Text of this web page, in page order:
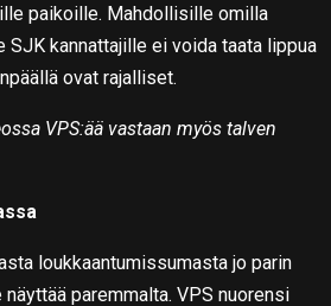
paikoille. Mahdollisille omilla
kannattajille ei voida taata lippua
ovat rajalliset.
VPS:ää vastaan myös talven
loukkaantumissumasta jo parin
näyttää paremmalta. VPS nuorensi